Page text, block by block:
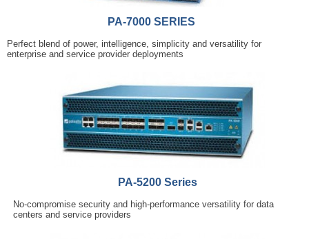
PA-7000 SERIES
Perfect blend of power, intelligence, simplicity and versatility for
enterprise and service provider deployments
PA-5200 Series
No-compromise security and high-performance versatility for data
centers and service providers